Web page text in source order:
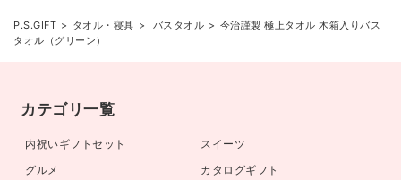
P.S.GIFT タオル・寝具 バスタオル
今治謹製 極上タオル 木箱入りバス
タオル（グリーン）
カテゴリ一覧
内祝いギフトセット
スイーツ
グルメ
カタログギフト